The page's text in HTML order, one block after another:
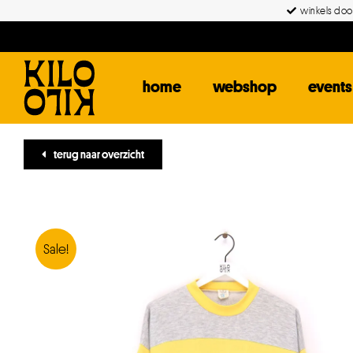
inhoud
winkels
home webshop events
terug naar overzicht
Sale!